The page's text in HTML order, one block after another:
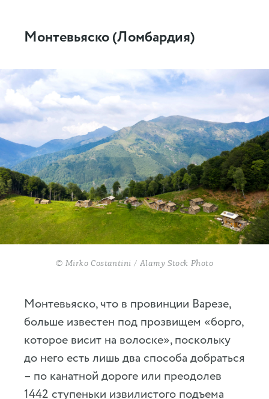
Монтевьяско (Ломбардия)
© Mirko Costantini / Alamy Stock Photo
Монтевьяско, что в провинции Варезе,
больше известен под прозвищем «борго,
которое висит на волоске», поскольку
до него есть лишь два способа добраться
– по канатной дороге или преодолев
1442 ступеньки извилистого подъема